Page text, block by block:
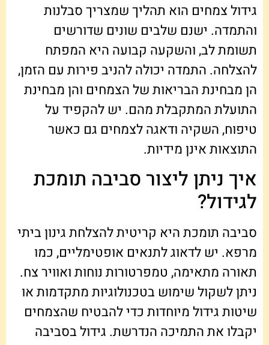
גידול צמחים הוא תהליך שמצריך סבלנות
והתמדה. ישנם שלבים שונים שדורשים
תשומת לב, והשקעה קבועה היא המפתח
להצלחה. התמדה יכולה להניב פירות עם הזמן,
הן מבחינת הבריאות של הצמחים והן מבחינת
התועלת המתקבלת מהם. יש להקפיד על
טיפוח, השקיה ודאגה לצמחים גם כאשר
התוצאות אינן מידיות.
איך ניתן ליצור סביבה תומכת
לגידול?
סביבה תומכת היא קריטית להצלחת גינון ביתי
מרפא. יש לדאוג לתנאים אופטימליים, כמו
תאורה מתאימה, טמפרטורות נוחות ואוויר צח.
ניתן לשקול שימוש בטכנולוגיות מתקדמות או
שיטות גידול מיוחדות כדי להבטיח שהצמחים
יקבלו את התמיכה הנדרשת. גידול בסביבה